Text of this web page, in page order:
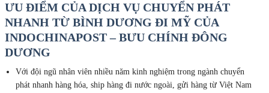
ƯU ĐIỂM CỦA DỊCH VỤ CHUYỂN PHÁT
NHANH TỪ BÌNH DƯƠNG ĐI MỸ CỦA
INDOCHINAPOST – BƯU CHÍNH ĐÔNG
DƯƠNG
Với đội ngũ nhân viên nhiều năm kinh nghiệm trong ngành chuyển
phát nhanh hàng hóa, ship hàng đi nước ngoài, gửi hàng từ Việt Nam